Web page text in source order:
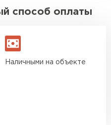
способ оплаты
Наличными на объекте